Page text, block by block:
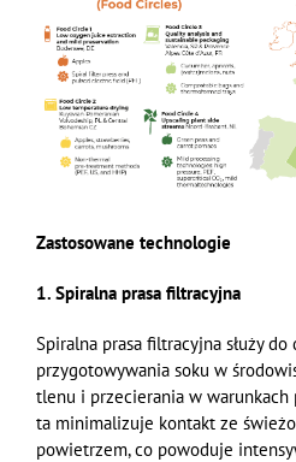
Zastosowane technologie
1. Spiralna prasa filtracyjna
Spiralna prasa filtracyjna służy
przygotowywania soku w
tlenu i przecierania w warunkach
ta minimalizuje kontakt ze
powietrzem, co powoduje